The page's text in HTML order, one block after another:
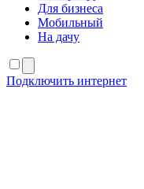
Для бизнеса
Мобильный
На дачу
Подключить интернет